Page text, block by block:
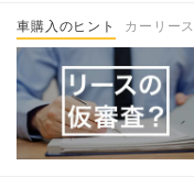
車購入のヒント カーリース